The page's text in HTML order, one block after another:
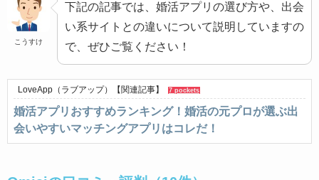
こうすけ
下記の記事では、婚活アプリの選び方や、出会
い系サイトとの違いについて説明していますの
で、ぜひご覧ください！
LoveApp（ラブアップ） 【関連記事】 7 pockets
婚活アプリおすすめランキング！婚活の元プロが選ぶ出
会いやすいマッチングアプリはコレだ！